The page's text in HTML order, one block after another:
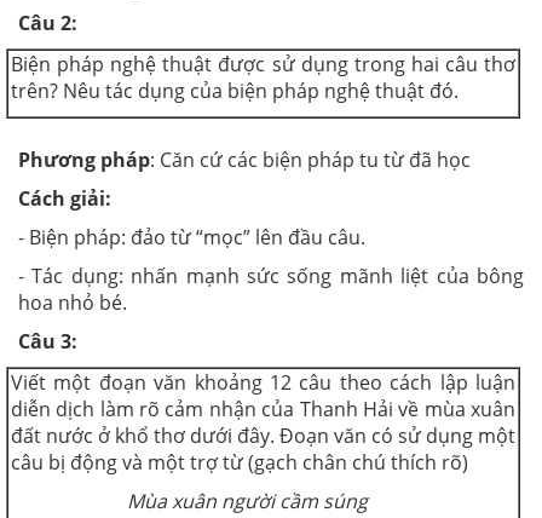
Câu 2:
Biện pháp nghệ thuật được sử dụng trong hai câu thơ
trên? Nêu tác dụng của biện pháp nghệ thuật đó.
Phương pháp: Căn cứ các biện pháp tu từ đã học
Cách giải:
- Biện pháp: đảo từ “mọc” lên đầu câu.
- Tác dụng: nhấn mạnh sức sống mãnh liệt của bông
hoa nhỏ bé.
Câu 3:
Viết một đoạn văn khoảng 12 câu theo cách lập luận
diễn dịch làm rõ cảm nhận của Thanh Hải về mùa xuân
đất nước ở khổ thơ dưới đây. Đoạn văn có sử dụng một
câu bị động và một trợ từ (gạch chân chú thích rõ)
Mùa xuân người cầm súng